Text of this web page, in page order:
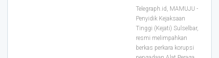
Telegraph.id, MAMUJU -
Penyidik Kejaksaan
Tinggi (Kejati) Sulselbar,
resmi melimpahkan
berkas perkara korupsi